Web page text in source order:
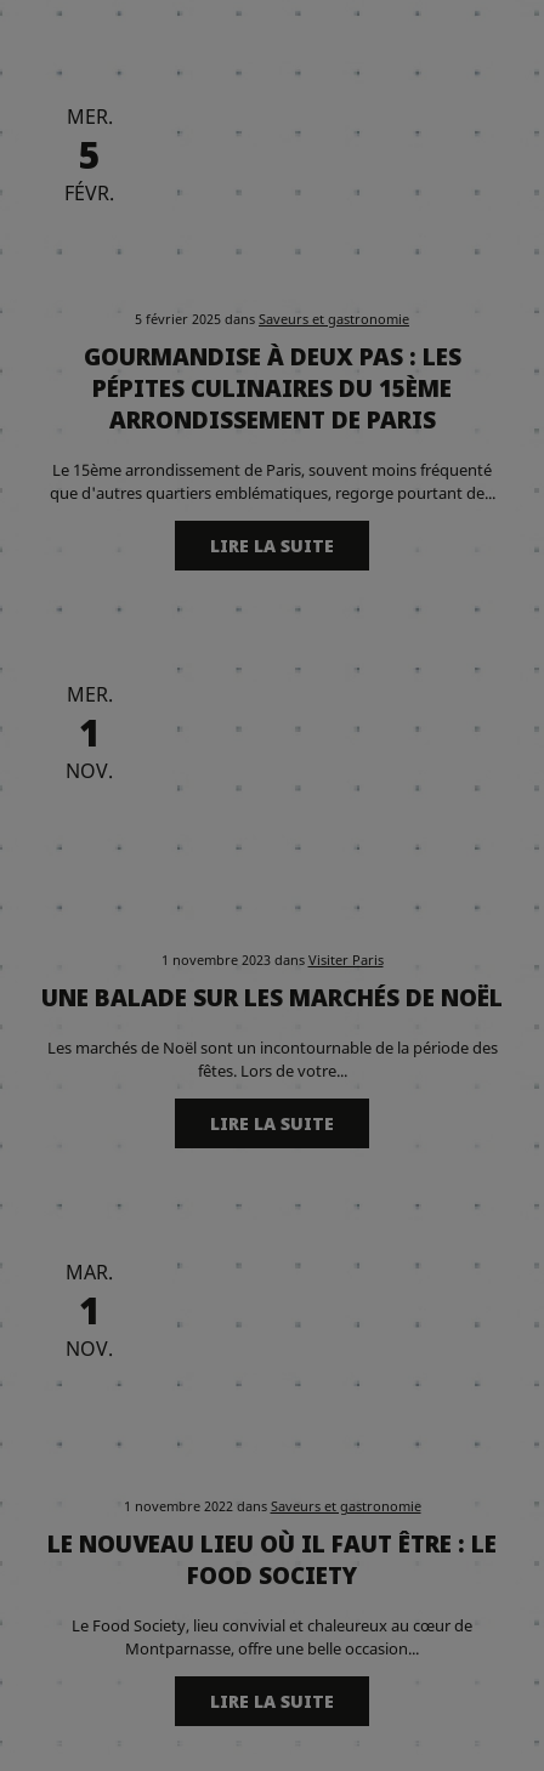
MER.
5
FÉVR.
5 février 2025 dans Saveurs et gastronomie
GOURMANDISE À DEUX PAS : LES
PÉPITES CULINAIRES DU 15ÈME
ARRONDISSEMENT DE PARIS
Le 15ème arrondissement de Paris, souvent moins fréquenté
que d'autres quartiers emblématiques, regorge pourtant de...
LIRE LA SUITE
MER.
1
NOV.
1 novembre 2023 dans Visiter Paris
UNE BALADE SUR LES MARCHÉS DE NOËL
Les marchés de Noël sont un incontournable de la période des
fêtes. Lors de votre...
LIRE LA SUITE
MAR.
1
NOV.
1 novembre 2022 dans Saveurs et gastronomie
LE NOUVEAU LIEU OÙ IL FAUT ÊTRE : LE
FOOD SOCIETY
Le Food Society, lieu convivial et chaleureux au cœur de
Montparnasse, offre une belle occasion...
LIRE LA SUITE